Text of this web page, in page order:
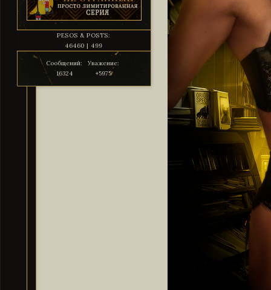
PESOS & POSTS:
46460 | 499
Сообщений:
16324
Уважение:
+5975